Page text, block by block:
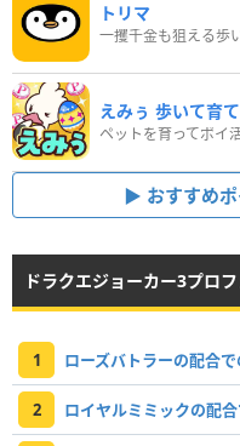
トリマ
一攫千金も狙える歩
えみぅ 歩いて育
おすすめ
ドラクエジョーカー3プロ
1 ローズバトラーの配合
2 ロイヤルミミックの配